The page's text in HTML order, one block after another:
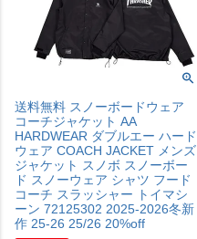
送料無料 スノーボードウェア
コーチジャケット AA
HARDWEAR ダブルエー ハード
ウェア COACH JACKET メンズ
ジャケット スノボ スノーボー
ド スノーウェア シャツ フード
コーチ スラッシャー トイマシ
ーン 72125302 2025-2026冬新
作 25-26 25/26 20%off